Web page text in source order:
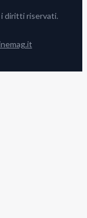
diritti riservati.